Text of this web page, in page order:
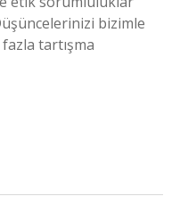
bizimle
tartışma